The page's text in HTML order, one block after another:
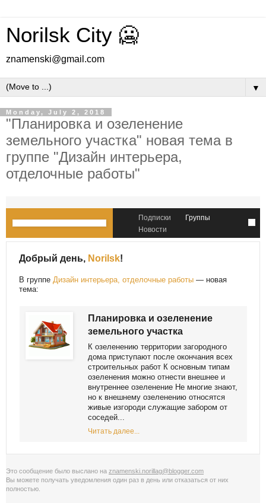
Norilsk City 🥶
znamenski@gmail.com
▼
Monday, July 2, 2018
"Планировка и озеленение
земельного участка" новая тема в
группе "Дизайн интерьера,
отделочные работы"
Подписки
Группы
Новости
Добрый день, Norilsk!
В группе Дизайн интерьера, отделочные работы — новая
тема:
Планировка и озеленение
земельного участка
К озеленению территории загородного
дома приступают после окончания всех
строительных работ К основным типам
озеленения можно отнести внешнее и
внутреннее озеленение Не многие знают,
но к внешнему озеленению относятся
живые изгороди служащие забором от
соседей...
Читать далее...
Это сообщение было выслано на znamenski.norillag@blogger.com
Вы можете получать уведомления один раз в день или отказаться от них
полностью